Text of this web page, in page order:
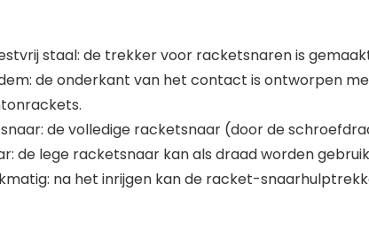
staal: de trekker voor racketsnaren is
de onderkant van het contact is ontworpen
de volledige racketsnaar (door de
de lege racketsnaar kan als draad worden
na het inrijgen kan de racket-